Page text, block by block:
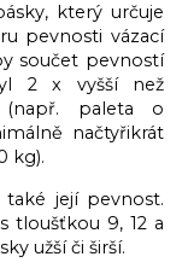
který určuje
pevnosti vázací
součet pevností
2 x vyšší než
(např. paleta o
načtyřikrát
kg).
její pevnost.
tloušťkou 9, 12 a
užší či širší.